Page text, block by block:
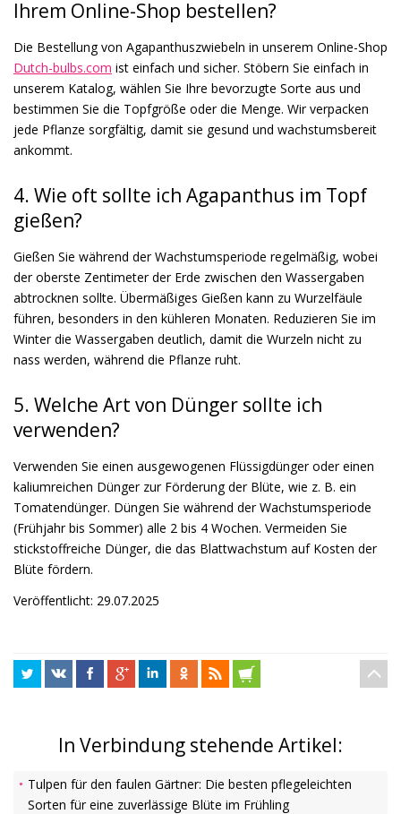
Ihrem Online-Shop bestellen?
Die Bestellung von Agapanthuszwiebeln in unserem Online-Shop
Dutch-bulbs.com ist einfach und sicher. Stöbern Sie einfach in
unserem Katalog, wählen Sie Ihre bevorzugte Sorte aus und
bestimmen Sie die Topfgröße oder die Menge. Wir verpacken
jede Pflanze sorgfältig, damit sie gesund und wachstumsbereit
ankommt.
4. Wie oft sollte ich Agapanthus im Topf
gießen?
Gießen Sie während der Wachstumsperiode regelmäßig, wobei
der oberste Zentimeter der Erde zwischen den Wassergaben
abtrocknen sollte. Übermäßiges Gießen kann zu Wurzelfäule
führen, besonders in den kühleren Monaten. Reduzieren Sie im
Winter die Wassergaben deutlich, damit die Wurzeln nicht zu
nass werden, während die Pflanze ruht.
5. Welche Art von Dünger sollte ich
verwenden?
Verwenden Sie einen ausgewogenen Flüssigdünger oder einen
kaliumreichen Dünger zur Förderung der Blüte, wie z. B. ein
Tomatendünger. Düngen Sie während der Wachstumsperiode
(Frühjahr bis Sommer) alle 2 bis 4 Wochen. Vermeiden Sie
stickstoffreiche Dünger, die das Blattwachstum auf Kosten der
Blüte fördern.
Veröffentlicht: 29.07.2025
In Verbindung stehende Artikel:
Tulpen für den faulen Gärtner: Die besten pflegeleichten
Sorten für eine zuverlässige Blüte im Frühling